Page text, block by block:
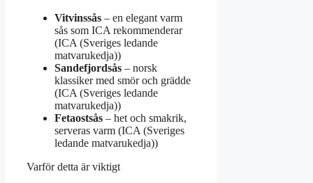
Vitvinssås – en elegant varm
sås som ICA rekommenderar
(ICA (Sveriges ledande
matvarukedja))
Sandefjordsås – norsk
klassiker med smör och grädde
(ICA (Sveriges ledande
matvarukedja))
Fetaostsås – het och smakrik,
serveras varm (ICA (Sveriges
ledande matvarukedja))
Varför detta är viktigt